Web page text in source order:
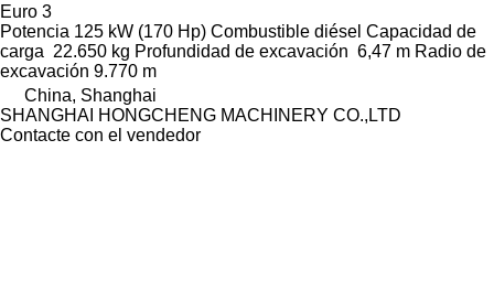
Euro 3
Potencia 125 kW (170 Hp) Combustible diésel Capacidad de
carga 22.650 kg Profundidad de excavación 6,47 m Radio de
excavación 9.770 m
China, Shanghai
SHANGHAI HONGCHENG MACHINERY CO.,LTD
Contacte con el vendedor